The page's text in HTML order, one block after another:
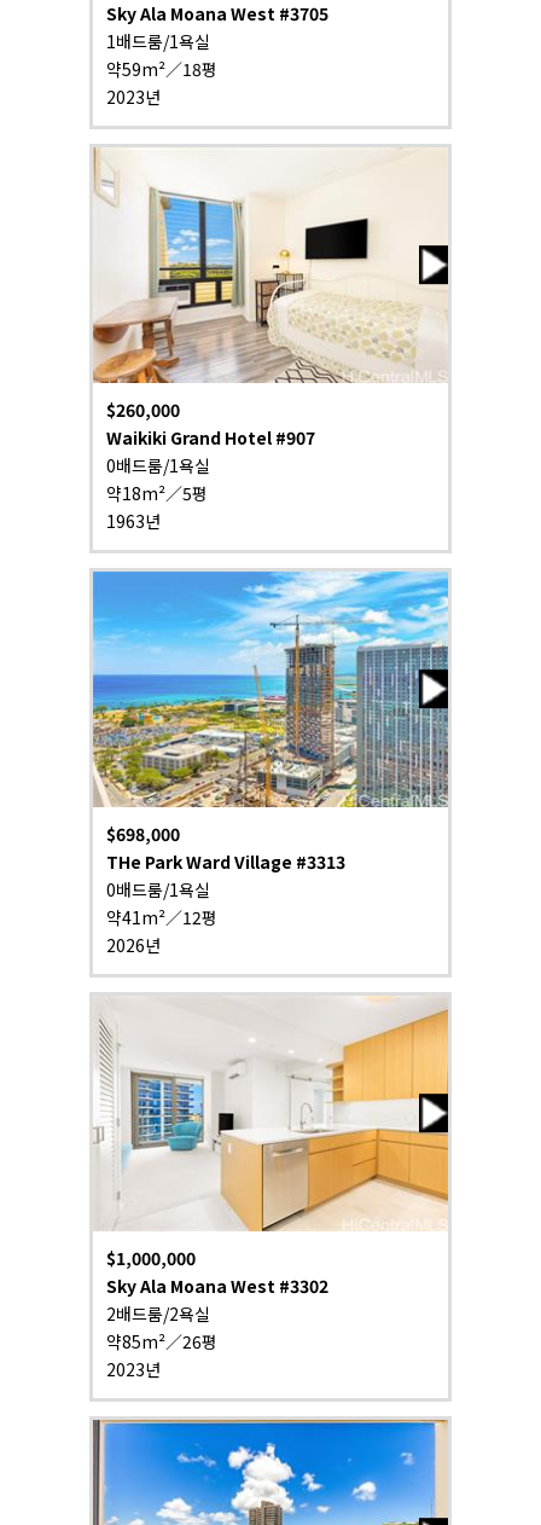
Sky Ala Moana West #3705
1배드룸/1욕실
약59m²／18평
2023년
$260,000
Waikiki Grand Hotel #907
0배드룸/1욕실
약18m²／5평
1963년
$698,000
THe Park Ward Village #3313
0배드룸/1욕실
약41m²／12평
2026년
$1,000,000
Sky Ala Moana West #3302
2배드룸/2욕실
약85m²／26평
2023년